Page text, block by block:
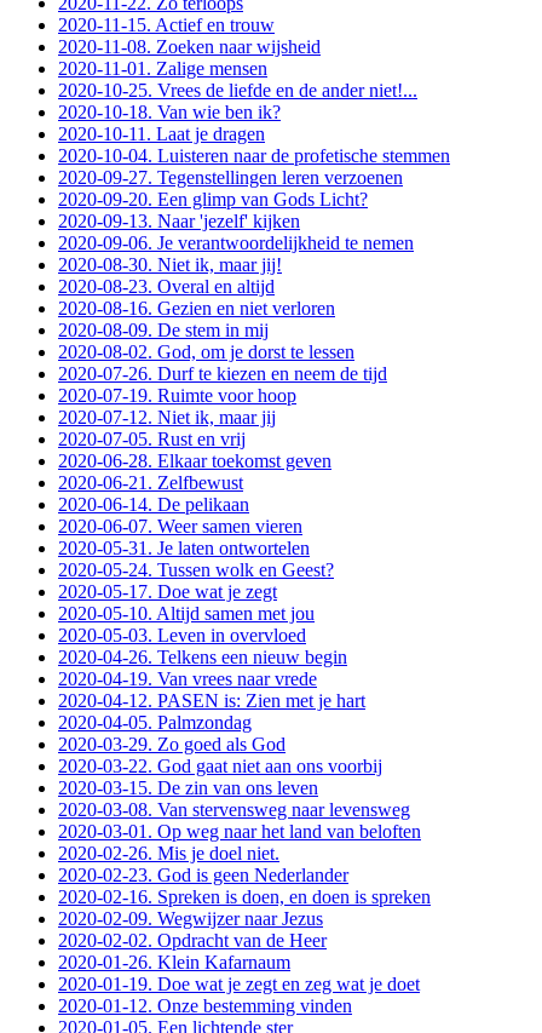
2020-11-15. Actief en trouw
2020-11-08. Zoeken naar wijsheid
2020-11-01. Zalige mensen
2020-10-25. Vrees de liefde en de ander niet!...
2020-10-18. Van wie ben ik?
2020-10-11. Laat je dragen
2020-10-04. Luisteren naar de profetische stemmen
2020-09-27. Tegenstellingen leren verzoenen
2020-09-20. Een glimp van Gods Licht?
2020-09-13. Naar 'jezelf' kijken
2020-09-06. Je verantwoordelijkheid te nemen
2020-08-30. Niet ik, maar jij!
2020-08-23. Overal en altijd
2020-08-16. Gezien en niet verloren
2020-08-09. De stem in mij
2020-08-02. God, om je dorst te lessen
2020-07-26. Durf te kiezen en neem de tijd
2020-07-19. Ruimte voor hoop
2020-07-12. Niet ik, maar jij
2020-07-05. Rust en vrij
2020-06-28. Elkaar toekomst geven
2020-06-21. Zelfbewust
2020-06-14. De pelikaan
2020-06-07. Weer samen vieren
2020-05-31. Je laten ontwortelen
2020-05-24. Tussen wolk en Geest?
2020-05-17. Doe wat je zegt
2020-05-10. Altijd samen met jou
2020-05-03. Leven in overvloed
2020-04-26. Telkens een nieuw begin
2020-04-19. Van vrees naar vrede
2020-04-12. PASEN is: Zien met je hart
2020-04-05. Palmzondag
2020-03-29. Zo goed als God
2020-03-22. God gaat niet aan ons voorbij
2020-03-15. De zin van ons leven
2020-03-08. Van stervensweg naar levensweg
2020-03-01. Op weg naar het land van beloften
2020-02-26. Mis je doel niet.
2020-02-23. God is geen Nederlander
2020-02-16. Spreken is doen, en doen is spreken
2020-02-09. Wegwijzer naar Jezus
2020-02-02. Opdracht van de Heer
2020-01-26. Klein Kafarnaum
2020-01-19. Doe wat je zegt en zeg wat je doet
2020-01-12. Onze bestemming vinden
2020-01-05. Een lichtende ster